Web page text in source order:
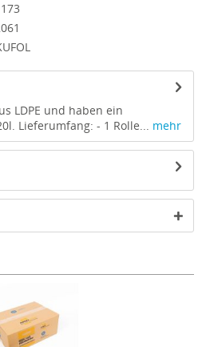
LDPE und haben ein
Lieferumfang: - 1 Rolle... mehr